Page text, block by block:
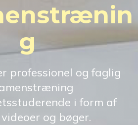
g
professionel og faglig
i form af
og bøger.